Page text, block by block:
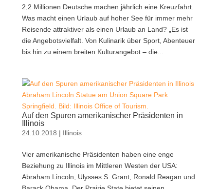
2,2 Millionen Deutsche machen jährlich eine Kreuzfahrt.
Was macht einen Urlaub auf hoher See für immer mehr
Reisende attraktiver als einen Urlaub an Land? „Es ist
die Angebotsvielfalt. Von Kulinarik über Sport, Abenteuer
bis hin zu einem breiten Kulturangebot – die...
Abraham Lincoln Statue am Union Square Park
Springfield. Bild: Illinois Office of Tourism.
Auf den Spuren amerikanischer Präsidenten in
Illinois
24.10.2018 | Illinois
Vier amerikanische Präsidenten haben eine enge
Beziehung zu Illinois im Mittleren Westen der USA:
Abraham Lincoln, Ulysses S. Grant, Ronald Reagan und